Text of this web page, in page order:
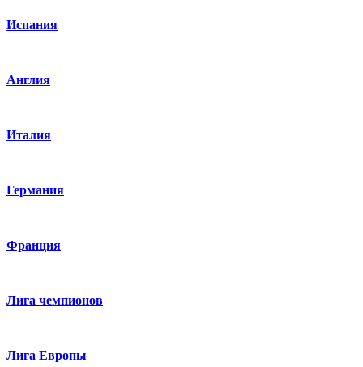
Испания
Англия
Италия
Германия
Франция
Лига чемпионов
Лига Европы